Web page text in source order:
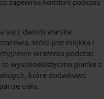
zapewnia komfort podczas
się z dwóch warstw.
która jest miękka i
wrażenia podczas
wysokoelastyczna pianka z
które dodatkowo
ciała.